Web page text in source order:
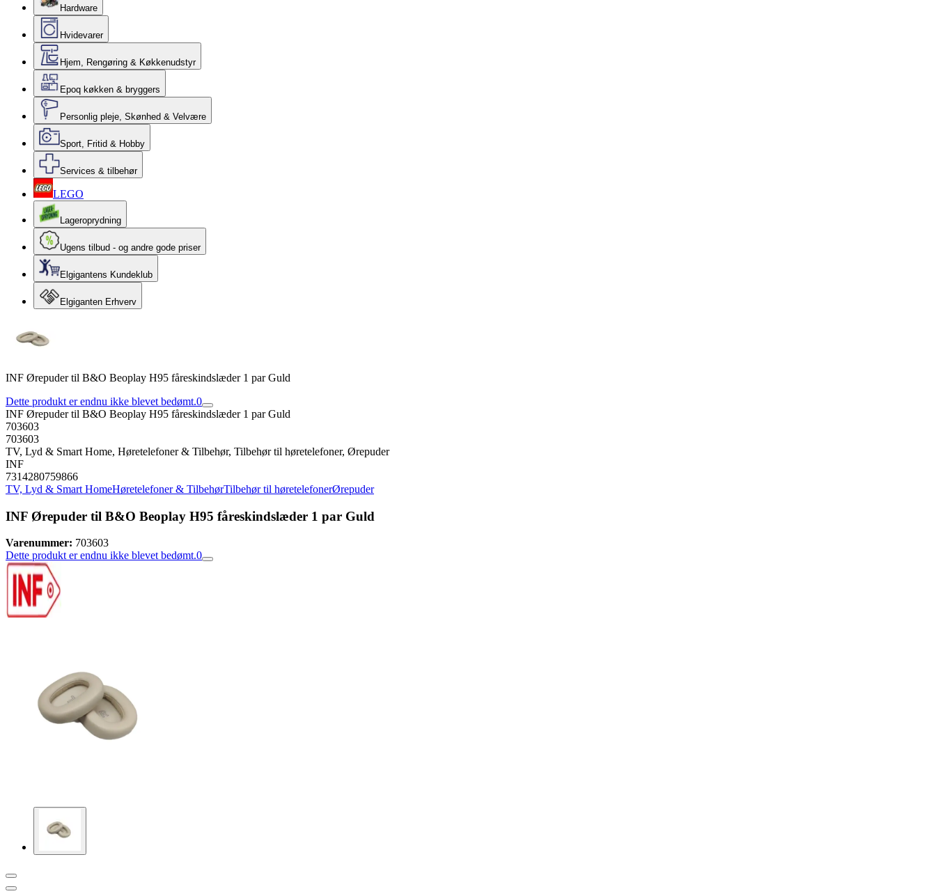
Hardware
Hvidevarer
Hjem, Rengøring & Køkkenudstyr
Epoq køkken & bryggers
Personlig pleje, Skønhed & Velvære
Sport, Fritid & Hobby
Services & tilbehør
LEGO
Lageroprydning
Ugens tilbud - og andre gode priser
Elgigantens Kundeklub
Elgiganten Erhverv
INF Ørepuder til B&O Beoplay H95 fåreskindslæder 1 par Guld
Dette produkt er endnu ikke blevet bedømt.0
INF Ørepuder til B&O Beoplay H95 fåreskindslæder 1 par Guld
703603
703603
TV, Lyd & Smart Home, Høretelefoner & Tilbehør, Tilbehør til høretelefoner, Ørepuder
INF
7314280759866
TV, Lyd & Smart HomeHøretelefoner & TilbehørTilbehør til høretelefonerØrepuder
INF Ørepuder til B&O Beoplay H95 fåreskindslæder 1 par Guld
Varenummer: 703603
Dette produkt er endnu ikke blevet bedømt.0